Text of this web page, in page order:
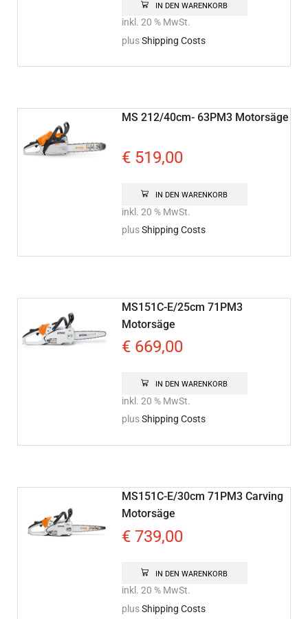
IN DEN WARENKORB
inkl. 20 % MwSt.
plusShipping Costs
MS 212/40cm- 63PM3 Motorsäge
€519,00
IN DEN WARENKORB
inkl. 20 % MwSt.
plusShipping Costs
MS151C-E/25cm 71PM3
Motorsäge
€669,00
IN DEN WARENKORB
inkl. 20 % MwSt.
plusShipping Costs
MS151C-E/30cm 71PM3 Carving
Motorsäge
€739,00
IN DEN WARENKORB
inkl. 20 % MwSt.
plusShipping Costs